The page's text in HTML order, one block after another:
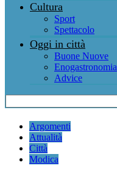
Cultura
Sport
Spettacolo
Oggi in città
Buone Nuove
Enogastronomia
Advice
Argomenti
Attualità
Città
Modica